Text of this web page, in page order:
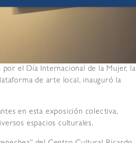
el Día Internacional de la Mujer, la
de arte local, inauguró la
en esta exposición colectiva,
espacios culturales.